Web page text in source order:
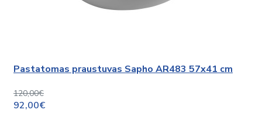
Pastatomas praustuvas Sapho AR483 57x41 cm
120,00€
92,00€